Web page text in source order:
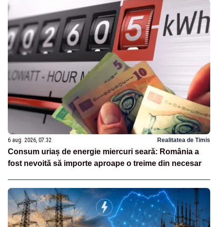
6 aug. 2026, 07:32 Realitatea de Timis
Consum uriaș de energie miercuri seară: România a
fost nevoită să importe aproape o treime din necesar